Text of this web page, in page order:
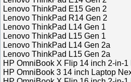
Lenovo ThinkPad E15 Gen 2
Lenovo ThinkPad R14 Gen 2
Lenovo ThinkPad L14 Gen 1
Lenovo ThinkPad L15 Gen 1
Lenovo ThinkPad L14 Gen 2a
Lenovo ThinkPad L15 Gen 2a
HP OmniBook X Flip 14 inch 2-in-1
HP OmniBook 3 14 inch Laptop